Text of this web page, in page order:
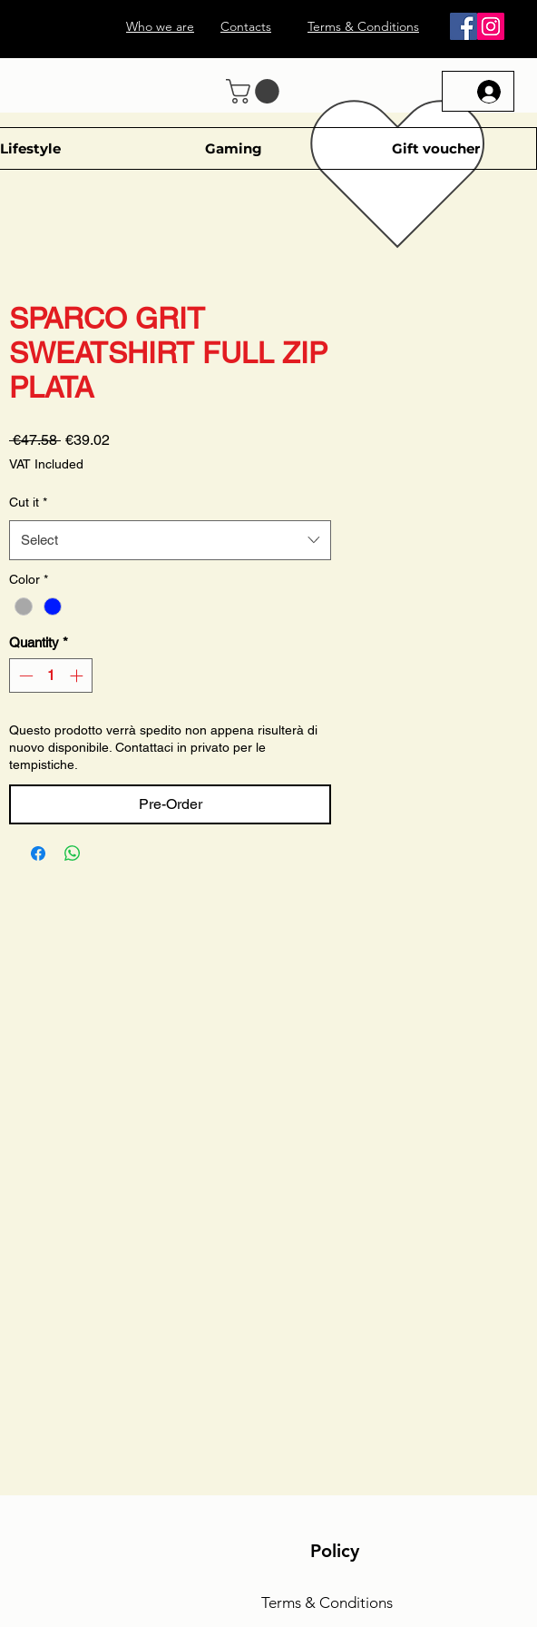
Who we are Contacts Terms & Conditions
Lifestyle Gaming Gift voucher
SPARCO GRIT
SWEATSHIRT FULL ZIP
PLATA
€47.58 Regular
Price
€39.02
VAT Included
Cut it *
Select
Color *
Quantity *
Questo prodotto verrà spedito non appena risulterà di
nuovo disponibile. Contattaci in privato per le
tempistiche.
Pre-Order
Policy
Terms & Conditions